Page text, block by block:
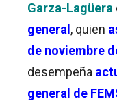
Garza-Lagüera
general , quien
de noviembre
desempeña
general de